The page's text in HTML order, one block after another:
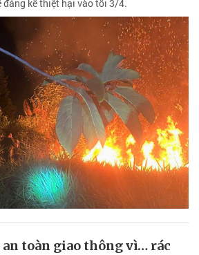
đáng kể thiệt hại vào tối 3/4.
an toàn giao thông vì… rác